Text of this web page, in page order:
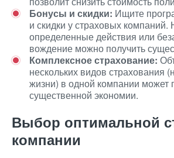
Бонусы и скидки: Ищите
и скидки у страховых компаний.
определенные действия или
вождение можно получить
Комплексное страхование:
нескольких видов страхования
жизни) в одной компании может
существенной экономии.
Выбор оптимальной
компании